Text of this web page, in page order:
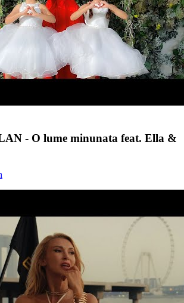
- O lume minunata feat. Ella &